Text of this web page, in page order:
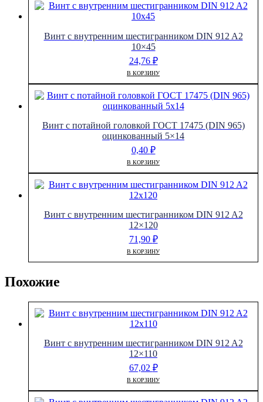
Винт с внутренним шестигранником DIN 912 A2
10×45
24,76 ₽
В КОРЗИНУ
Винт с потайной головкой ГОСТ 17475 (DIN 965)
оцинкованный 5×14
0,40 ₽
В КОРЗИНУ
Винт с внутренним шестигранником DIN 912 A2
12×120
71,90 ₽
В КОРЗИНУ
Похожие
Винт с внутренним шестигранником DIN 912 A2
12×110
67,02 ₽
В КОРЗИНУ